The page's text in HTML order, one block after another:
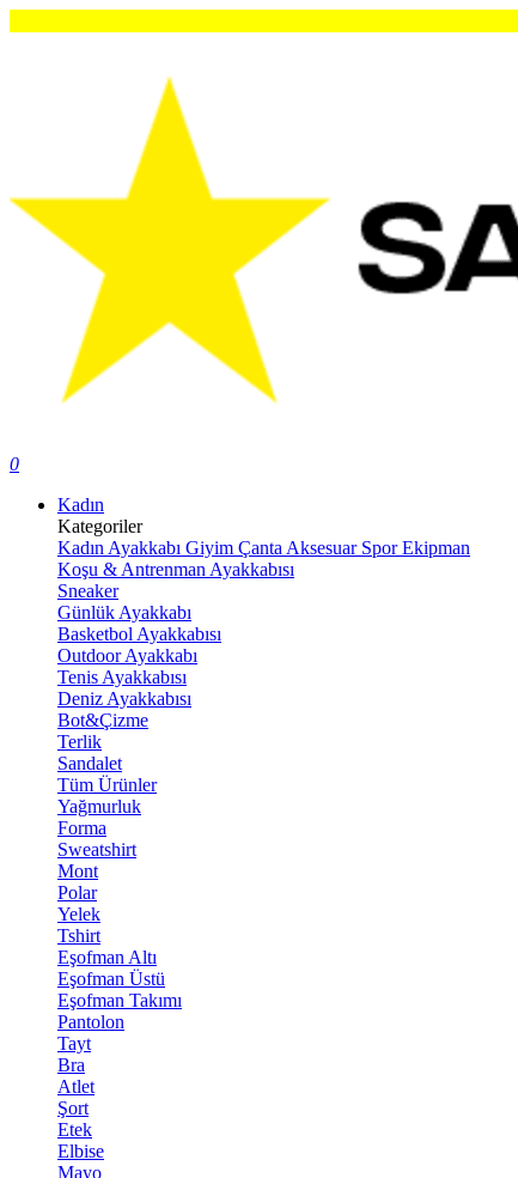
0
Kadın
Kategoriler
Kadın Ayakkabı Giyim Çanta Aksesuar Spor Ekipman
Koşu & Antrenman Ayakkabısı
Sneaker
Günlük Ayakkabı
Basketbol Ayakkabısı
Outdoor Ayakkabı
Tenis Ayakkabısı
Deniz Ayakkabısı
Bot&Çizme
Terlik
Sandalet
Tüm Ürünler
Yağmurluk
Forma
Sweatshirt
Mont
Polar
Yelek
Tshirt
Eşofman Altı
Eşofman Üstü
Eşofman Takımı
Pantolon
Tayt
Bra
Atlet
Şort
Etek
Elbise
Mayo